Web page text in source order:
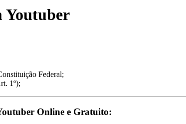
Youtuber
Federal;
1º);
Online e Gratuito: